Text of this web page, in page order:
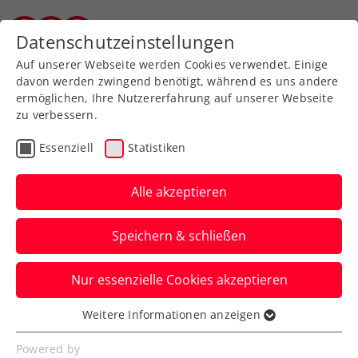
Zurück zur Newsübersicht
Turniere
NÖ Open powered by
EVN: Ready für einen
Dienstag ganz in Rot-
weiß-rot
Neil Oberleitner wird erneut zu sehen
sein. Sein Spiel beim ATP-Challenger in
Tulln wird fortgesetzt.
Datenschutzeinstellungen
Auf unserer Webseite werden Cookies verwendet. Einige
davon werden zwingend benötigt, während es uns andere
ermöglichen, Ihre Nutzererfahrung auf unserer Webseite
zu verbessern.
Essenziell Statistiken
Alle akzeptieren
Speichern & schließen
Nur essenzielle Cookies akzeptieren
Essenziell
Essenzielle Cookies werden für grundlegende
Weitere Informationen anzeigen
Powered by